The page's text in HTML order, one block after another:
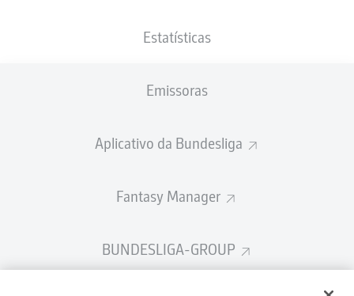
Estatísticas
Emissoras
Aplicativo da Bundesliga
Fantasy Manager
BUNDESLIGA-GROUP